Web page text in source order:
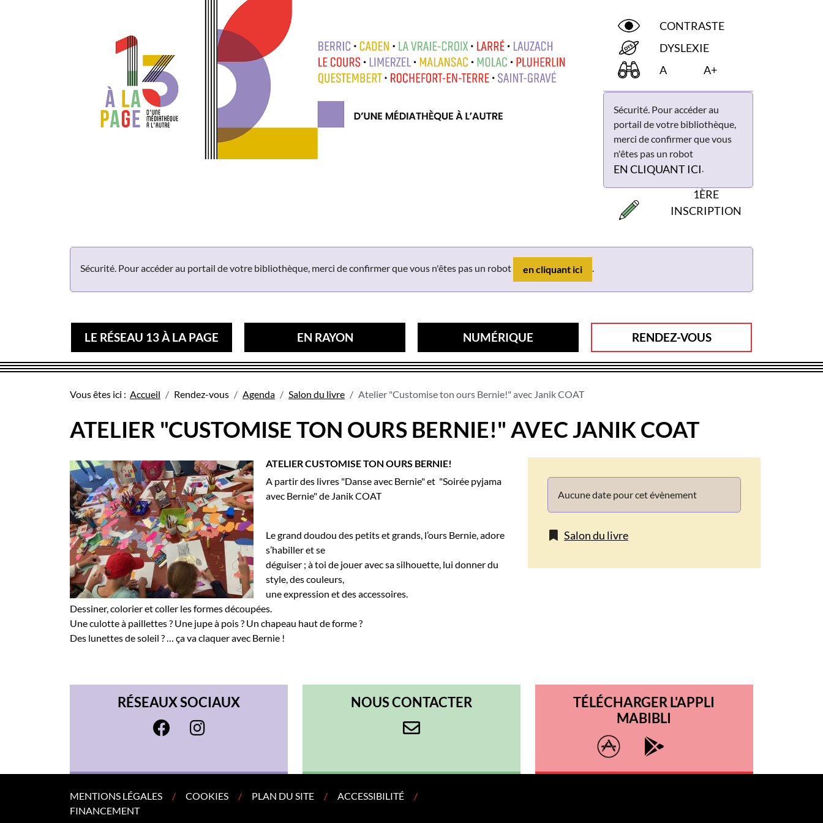
CONTRASTE
DYSLEXIE
A
A+
Sécurité. Pour accéder au
portail de votre bibliothèque,
merci de confirmer que vous
n'êtes pas un robot
EN CLIQUANT ICI.
1ÈRE
INSCRIPTION
Sécurité. Pour accéder au portail de votre bibliothèque, merci de confirmer que vous n'êtes pas un robot en cliquant ici .
LE RÉSEAU 13 À LA PAGE EN RAYON NUMÉRIQUE RENDEZ-VOUS
Vous êtes ici : Accueil Rendez-vous Agenda Salon du livre Atelier "Customise ton ours Bernie!" avec Janik COAT
ATELIER "CUSTOMISE TON OURS BERNIE!" AVEC JANIK COAT
ATELIER CUSTOMISE TON OURS BERNIE!
A partir des livres "Danse avec Bernie" et "Soirée pyjama
avec Bernie" de Janik COAT
Le grand doudou des petits et grands, l’ours Bernie, adore
s’habiller et se
déguiser ; à toi de jouer avec sa silhouette, lui donner du
style, des couleurs,
une expression et des accessoires.
Dessiner, colorier et coller les formes découpées.
Une culotte à paillettes ? Une jupe à pois ? Un chapeau haut de forme ?
Des lunettes de soleil ? … ça va claquer avec Bernie !
Salon du livre
Info
Aucune date pour cet évènement
RÉSEAUX SOCIAUX NOUS CONTACTER
TÉLÉCHARGER L'APPLI
MABIBLI
MENTIONS LÉGALES COOKIES PLAN DU SITE
ACCESSIBILITÉ
FINANCEMENT